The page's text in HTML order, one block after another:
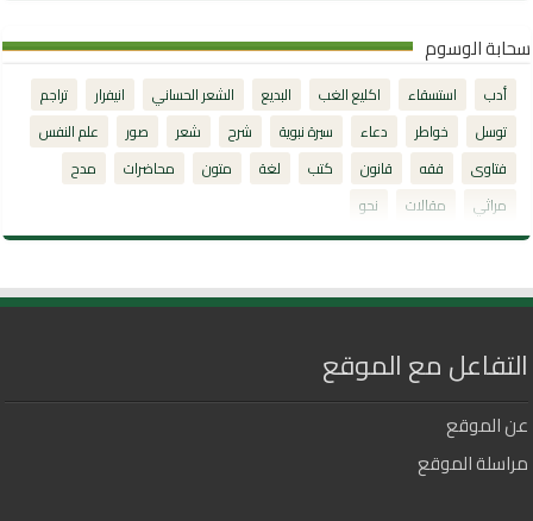
سحابة الوسوم
أدب استسقاء اكليع الغب البديع الشعر الحساني انيفرار
تراجم
توسل
خواطر دعاء سيرة نبوية شرح شعر صور
علم النفس
فتاوى
فقه قانون كتب لغة متون محاضرات
مدح
مراثي
مقالات نحو
التفاعل مع الموقع
عن الموقع
مراسلة الموقع